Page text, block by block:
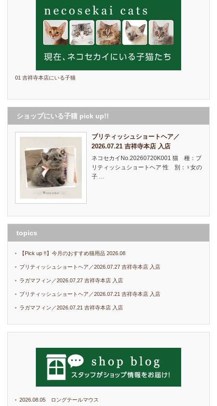
01 吉祥寺本店にいる子猫
ショップにいる子猫 pick up!!
ブリティッシュショートヘア／
2026.07.21 吉祥寺本店 入店
ネコセカイNo.20260720K001 猫 種：ブ
リティッシュショートヘア 性 別：♀女の
子 …
topics
【Pick up !!】今月のおすすめ猫用品 2026.08
ブリティッシュショートヘア／2026.07.27 吉祥寺本店 入店
ラガマフィン／2026.07.27 吉祥寺本店 入店
ブリティッシュショートヘア／2026.07.21 吉祥寺本店 入店
ラガマフィン／2026.07.21 吉祥寺本店 入店
2026.08.05 ロングテールマウス